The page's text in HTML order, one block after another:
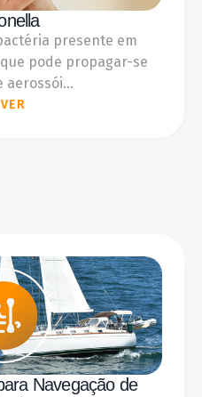
presente em
pode propagar-se
aerossói...
VER
Navegação de